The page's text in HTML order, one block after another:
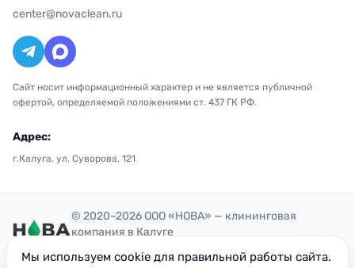
center@novaclean.ru
Сайт носит информационный характер и не является публичной
офертой, определяемой положениями ст. 437 ГК РФ.
Адрес:
г.Калуга, ул. Суворова, 121
© 2020–2026 ООО «НОВА» — клининговая
компания в Калуге
ОГРН: 1207700300851
Мы используем cookie для правильной работы сайта.